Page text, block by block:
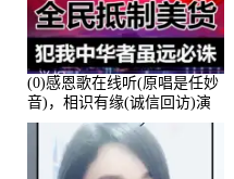
(0)感恩歌在线听(原唱是任妙
音)，相识有缘(诚信回访)演
唱点播:161288次